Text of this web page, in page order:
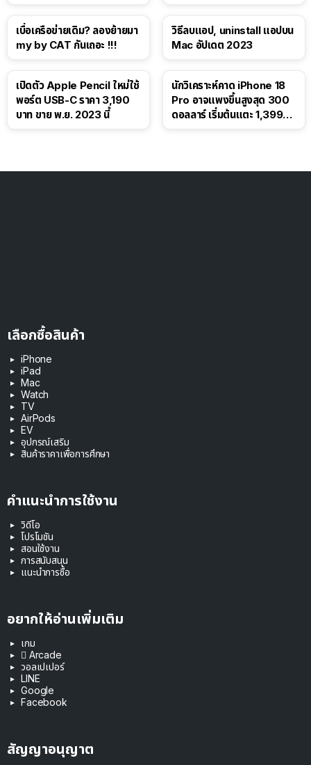
เบื่อเครือข่ายเดิม? ลองย้ายมา
my by CAT กันเถอะ !!!
วิธีลบแอป, uninstall แอปบน
Mac อัปเดต 2023
เปิดตัว Apple Pencil ใหม่ใช้
พอร์ต USB-C ราคา 3,190
บาท ขาย พ.ย. 2023 นี้
นักวิเคราะห์คาด iPhone 18
Pro อาจแพงขึ้นสูงสุด 300
ดอลลาร์ เริ่มต้นแตะ 1,399
เลือกซื้อสินค้า
iPhone
iPad
Mac
Watch
TV
AirPods
EV
อุปกรณ์เสริม
สินค้าราคาเพื่อการศึกษา
คำแนะนำการใช้งาน
วิดีโอ
โปรโมชัน
สอนใช้งาน
การสนับสนุน
แนะนำการซื้อ
อยากให้อ่านเพิ่มเติม
เกม
 Arcade
วอลเปเปอร์
LINE
Google
Facebook
สัญญาอนุญาต